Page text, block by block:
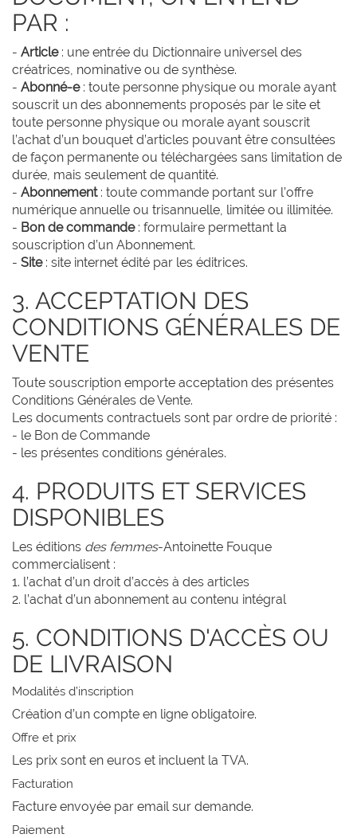
PAR :
- Article: une entrée du Dictionnaire universel des
créatrices, nominative ou de synthèse.
- Abonné-e: toute personne physique ou morale ayant
souscrit un des abonnements proposés par le site et
toute personne physique ou morale ayant souscrit
l’achat d’un bouquet d’articles pouvant être consultées
de façon permanente ou téléchargées sans limitation de
durée, mais seulement de quantité.
- Abonnement: toute commande portant sur l’offre
numérique annuelle ou trisannuelle, limitée ou illimitée.
- Bon de commande: formulaire permettant la
souscription d’un Abonnement.
- Site: site internet édité par les éditrices.
3. ACCEPTATION DES
CONDITIONS GÉNÉRALES DE
VENTE
Toute souscription emporte acceptation des présentes
Conditions Générales de Vente.
Les documents contractuels sont par ordre de priorité :
- le Bon de Commande
- les présentes conditions générales.
4. PRODUITS ET SERVICES
DISPONIBLES
Les éditions des femmes-Antoinette Fouque
commercialisent :
1. l’achat d’un droit d’accès à des articles
2. l’achat d’un abonnement au contenu intégral
5. CONDITIONS D'ACCÈS OU
DE LIVRAISON
Modalités d’inscription
Création d’un compte en ligne obligatoire.
Offre et prix
Les prix sont en euros et incluent la TVA.
Facturation
Facture envoyée par email sur demande.
Paiement